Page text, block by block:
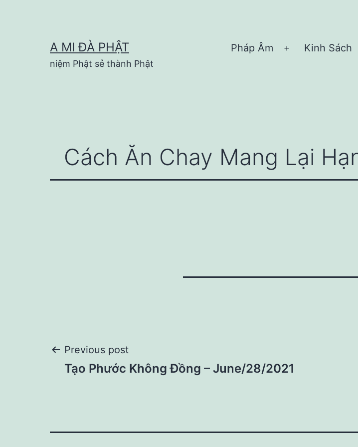
A MI ĐÀ PHẬT
niệm Phật sẻ thành Phật
Pháp Âm
Open
Kinh Sách
Cách Ăn Chay Mang Lại
Post
Previous post
Tạo Phước Không Đồng – June/28/2021